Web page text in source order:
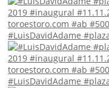
#LuisDavidAdame
#LuisDavidAdame